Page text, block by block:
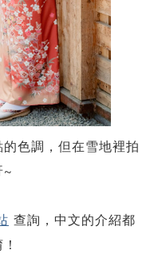
色調，但在雪地裡拍
~
查詢，中文的介紹都